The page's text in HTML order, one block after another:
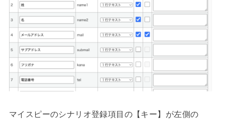
マイスピーのシナリオ登録項目の【キー】が左側の